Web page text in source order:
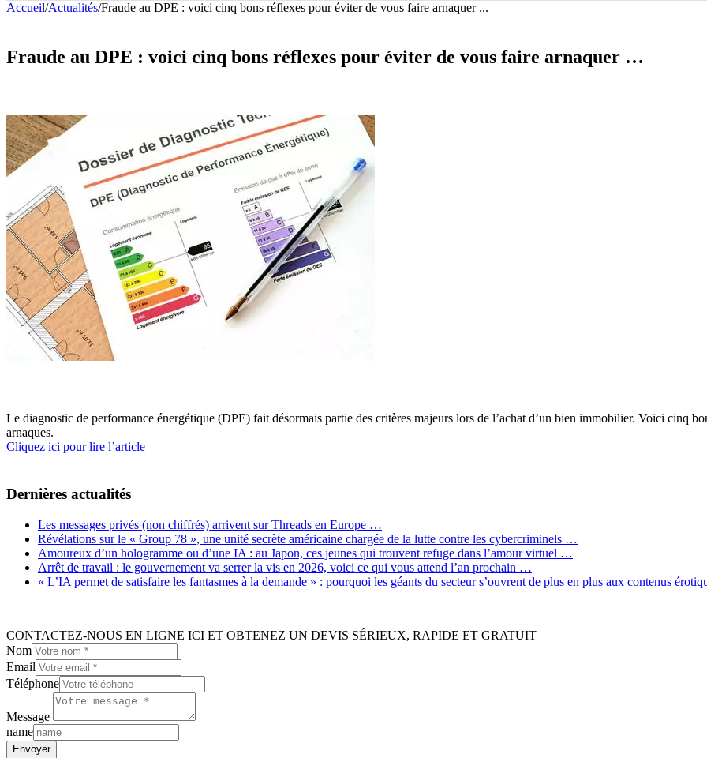
Accueil/Actualités/Fraude au DPE : voici cinq bons réflexes pour éviter de vous faire arnaquer ...
Fraude au DPE : voici cinq bons réflexes pour éviter de vous faire arnaquer …
Le diagnostic de performance énergétique (DPE) fait désormais partie des critères majeurs lors de l’achat d’un bien immobilier. Voici cinq
arnaques.
Cliquez ici pour lire l’article
Dernières actualités
Les messages privés (non chiffrés) arrivent sur Threads en Europe …
Révélations sur le « Group 78 », une unité secrète américaine chargée de la lutte contre les cybercriminels …
Amoureux d’un hologramme ou d’une IA : au Japon, ces jeunes qui trouvent refuge dans l’amour virtuel …
Arrêt de travail : le gouvernement va serrer la vis en 2026, voici ce qui vous attend l’an prochain …
« L’IA permet de satisfaire les fantasmes à la demande » : pourquoi les géants du secteur s’ouvrent de plus en plus aux contenus
CONTACTEZ-NOUS EN LIGNE ICI ET OBTENEZ UN DEVIS SÉRIEUX, RAPIDE ET GRATUIT
Nom
Email
Téléphone
Message
name
Envoyer